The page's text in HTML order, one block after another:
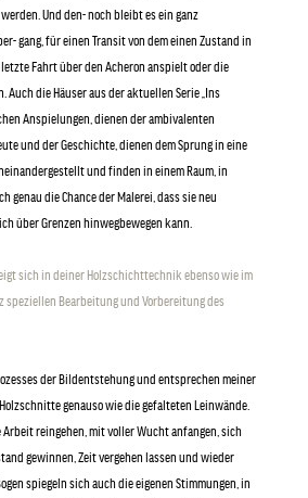
Und den- noch bleibt es ein ganz
gang, für einen Transit von dem einen Zustand in
Fahrt über den Acheron anspielt oder die
Auch die Häuser aus der aktuellen Serie „Ins
Anspielungen, dienen der ambivalenten
und der Geschichte, dienen dem Sprung in eine
und finden in einem Raum, in
genau die Chance der Malerei, dass sie neu
über Grenzen hinwegbewegen kann.
sich in deiner Holzschichttechnik ebenso wie im
speziellen Bearbeitung und Vorbereitung des
der Bildentstehung und entsprechen meiner
genauso wie die gefalteten Leinwände.
reingehen, mit voller Wucht anfangen, sich
gewinnen, Zeit vergehen lassen und wieder
spiegeln sich auch die eigenen Stimmungen, in